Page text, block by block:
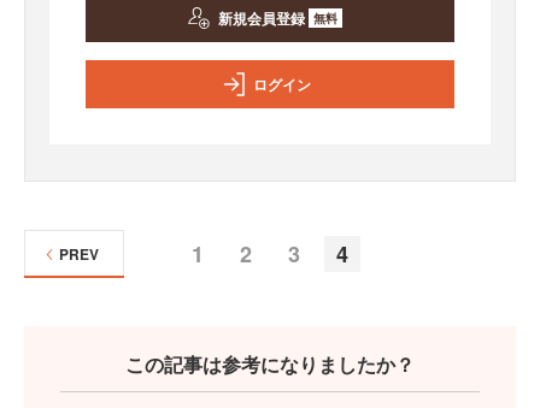
新規会員登録 無料
ログイン
1 2 3 4
PREV
この記事は参考になりましたか？